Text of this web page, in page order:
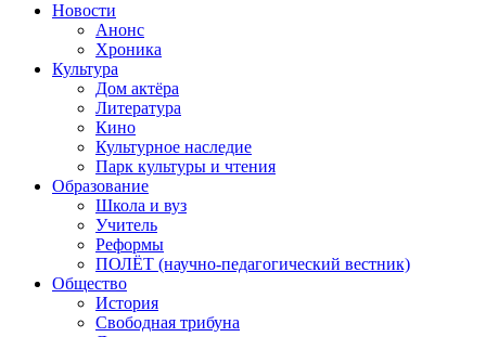
Новости
Анонс
Хроника
Культура
Дом актёра
Литература
Кино
Культурное наследие
Парк культуры и чтения
Образование
Школа и вуз
Учитель
Реформы
ПОЛЁТ (научно-педагогический вестник)
Общество
История
Свободная трибуна